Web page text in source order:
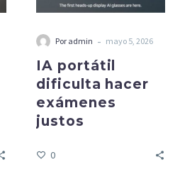
Por admin - mayo 5, 2026
IA portátil
dificulta hacer
exámenes
justos
0